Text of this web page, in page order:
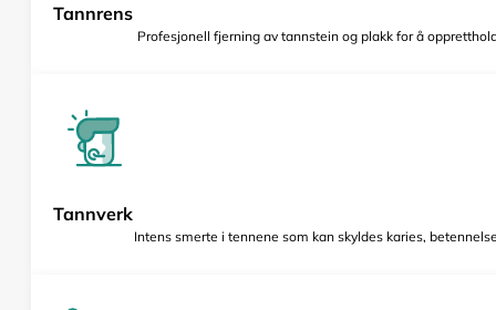
Tannrens
Profesjonell fjerning av tannstein og plakk for å
Tannverk
Intens smerte i tennene som kan skyldes karies,